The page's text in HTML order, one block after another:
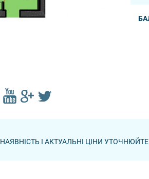
НАЯВНІСТЬ І АКТУАЛЬНІ ЦІНИ УТОЧНЮЙТЕ